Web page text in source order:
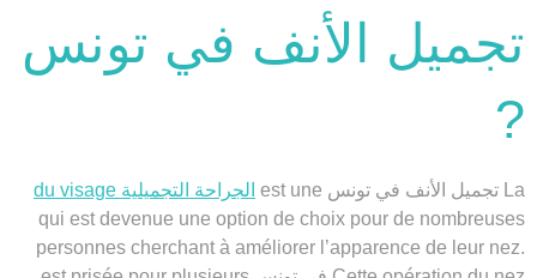
تجميل الأنف في تونس
?
La تجميل الأنف في تونس est une
الجراحة التجميلية du visage
qui est devenue une option de choix pour de nombreuses
personnes cherchant à améliorer l’apparence de leur nez.